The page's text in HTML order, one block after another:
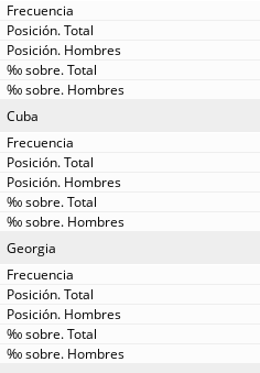
Cuba
Georgia